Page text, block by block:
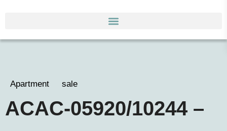
Apartment sale
ACAC-05920/10244 –